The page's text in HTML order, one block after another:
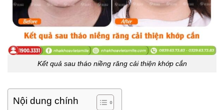
Kết quả sau tháo niềng răng cải thiện khớp cắn
Nội dung chính